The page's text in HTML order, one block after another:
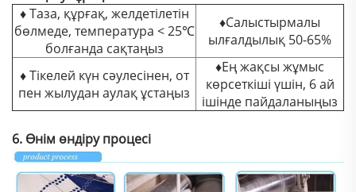
♦ Таза, құрғақ, желдетілетін
бөлмеде, температура < 25℃
болғанда сақтаңыз
♦Салыстырмалы
ылғалдылық 50-65%
♦ Тікелей күн сәулесінен, от
пен жылудан аулақ ұстаңыз
♦Ең жақсы жұмыс
көрсеткіші үшін, 6 ай
ішінде пайдаланыңыз
6. Өнім өндіру процесі